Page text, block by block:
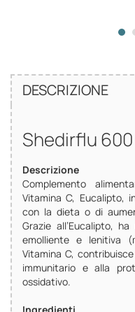
DESCRIZIONE
Shedirflu
Descrizione
Complemento
Vitamina C, Eucalipto,
con la dieta o di
Grazie all’Eucalipto,
emolliente e lenitiva
Vitamina C,
immunitario e alla
ossidativo.